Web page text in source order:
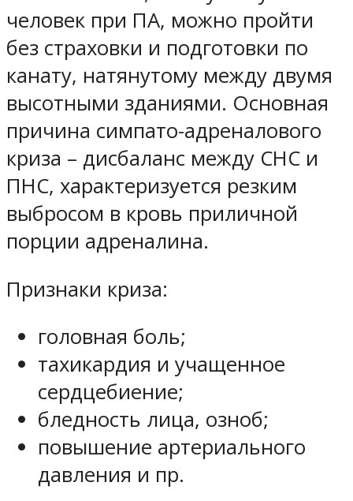
человек при ПА, можно пройти
без страховки и подготовки по
канату, натянутому между двумя
высотными зданиями. Основная
причина симпато-адреналового
криза – дисбаланс между СНС и
ПНС, характеризуется резким
выбросом в кровь приличной
порции адреналина.
Признаки криза:
головная боль;
тахикардия и учащенное
сердцебиение;
бледность лица, озноб;
повышение артериального
давления и пр.